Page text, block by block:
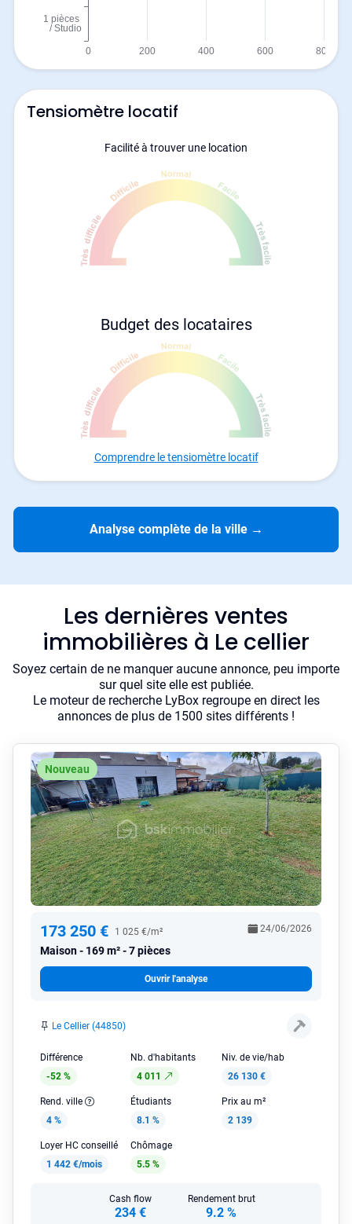
Tensiomètre locatif
Facilité à trouver une location
Budget des locataires
Comprendre le tensiomètre locatif
Analyse complète de la ville →
Les dernières ventes
immobilières à Le cellier
Soyez certain de ne manquer aucune annonce, peu importe
sur quel site elle est publiée.
Le moteur de recherche LyBox regroupe en direct les
annonces de plus de 1500 sites différents !
Nouveau
173 250 € 1 025 €/m²
Maison 169 m² - 7 pièces
24/06/2026
Ouvrir l'analyse
Le Cellier (44850)
Différence
-52 %
Nb. d'habitants
4 011
Niv. de vie/hab
26 130 €
Rend. ville
4 %
Étudiants
8.1 %
Prix au m²
2 139
Loyer HC conseillé
1 442 €/mois
Chômage
5.5 %
Cash flow
234 €
Rendement brut
9.2 %